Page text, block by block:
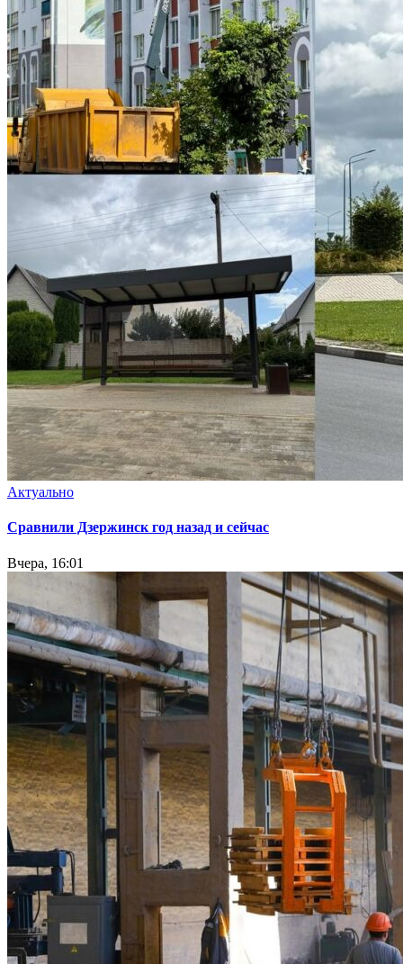
Актуально
Сравнили Дзержинск год назад и сейчас
Вчера, 16:01